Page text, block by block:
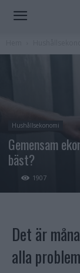
Hushållsekonomi
Gemensam
bäst?
1907
Det är
alla